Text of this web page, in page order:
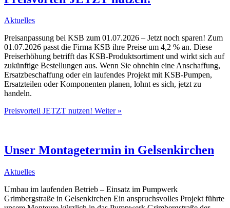
Aktuelles
Preisanpassung bei KSB zum 01.07.2026 – Jetzt noch sparen! Zum
01.07.2026 passt die Firma KSB ihre Preise um 4,2 % an. Diese
Preiserhöhung betrifft das KSB-Produktsortiment und wirkt sich auf
zukünftige Bestellungen aus. Wenn Sie ohnehin eine Anschaffung,
Ersatzbeschaffung oder ein laufendes Projekt mit KSB-Pumpen,
Ersatzteilen oder Komponenten planen, lohnt es sich, jetzt zu
handeln.
Preisvorteil JETZT nutzen! Weiter »
Unser Montagetermin in Gelsenkirchen
Aktuelles
Umbau im laufenden Betrieb – Einsatz im Pumpwerk
Grimbergstraße in Gelsenkirchen Ein anspruchsvolles Projekt führte